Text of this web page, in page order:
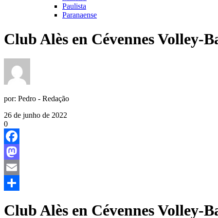
Paulista
Paranaense
Club Alès en Cévennes Volley-
por: Pedro - Redação
26 de junho de 2022
0
Facebook
Mastodon
Email
Club Alès en Cévennes Volley-